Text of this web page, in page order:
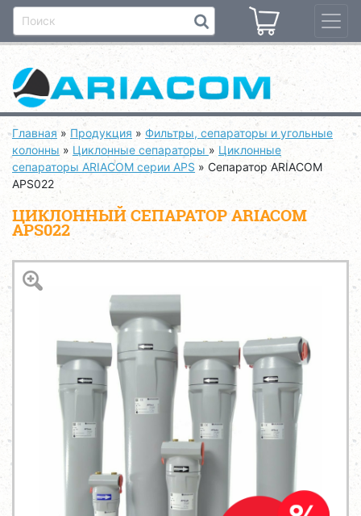
Главная » Продукция » Фильтры, сепараторы и угольные
колонны » Циклонные сепараторы » Циклонные
сепараторы ARIACOM серии APS » Сепаратор ARIACOM
APS022
ЦИКЛОННЫЙ СЕПАРАТОР ARIACOM
APS022